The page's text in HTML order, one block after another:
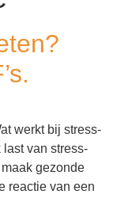
werkt bij stress-
last van stress-
gezonde
reactie van een